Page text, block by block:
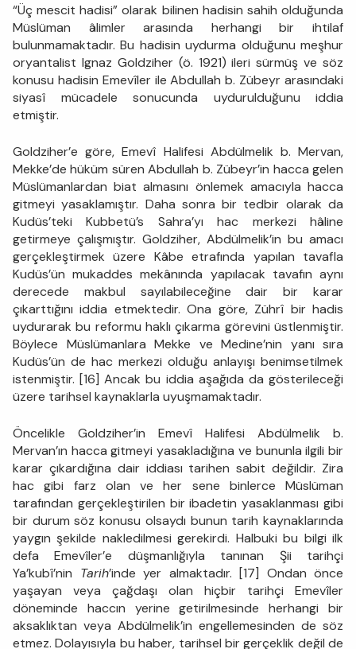
“Üç mescit hadisi” olarak bilinen hadisin sahih olduğunda
Müslüman âlimler arasında herhangi bir ihtilaf
bulunmamaktadır. Bu hadisin uydurma olduğunu meşhur
oryantalist Ignaz Goldziher (ö. 1921) ileri sürmüş ve söz
konusu hadisin Emevîler ile Abdullah b. Zübeyr arasındaki
siyasî mücadele sonucunda uydurulduğunu iddia
etmiştir.
Goldziher’e göre, Emevî Halifesi Abdülmelik b. Mervan,
Mekke’de hüküm süren Abdullah b. Zübeyr’in hacca gelen
Müslümanlardan biat almasını önlemek amacıyla hacca
gitmeyi yasaklamıştır. Daha sonra bir tedbir olarak da
Kudüs’teki Kubbetü’s Sahra’yı hac merkezi hâline
getirmeye çalışmıştır. Goldziher, Abdülmelik’in bu amacı
gerçekleştirmek üzere Kâbe etrafında yapılan tavafla
Kudüs’ün mukaddes mekânında yapılacak tavafın aynı
derecede makbul sayılabileceğine dair bir karar
çıkarttığını iddia etmektedir. Ona göre, Zührî bir hadis
uydurarak bu reformu haklı çıkarma görevini üstlenmiştir.
Böylece Müslümanlara Mekke ve Medine’nin yanı sıra
Kudüs’ün de hac merkezi olduğu anlayışı benimsetilmek
istenmiştir. [16] Ancak bu iddia aşağıda da gösterileceği
üzere tarihsel kaynaklarla uyuşmamaktadır.
Öncelikle Goldziher’in Emevî Halifesi Abdülmelik b.
Mervan’ın hacca gitmeyi yasakladığına ve bununla ilgili bir
karar çıkardığına dair iddiası tarihen sabit değildir. Zira
hac gibi farz olan ve her sene binlerce Müslüman
tarafından gerçekleştirilen bir ibadetin yasaklanması gibi
bir durum söz konusu olsaydı bunun tarih kaynaklarında
yaygın şekilde nakledilmesi gerekirdi. Halbuki bu bilgi ilk
defa Emevîler’e düşmanlığıyla tanınan Şii tarihçi
Ya’kubî’nin Tarih’inde yer almaktadır. [17] Ondan önce
yaşayan veya çağdaşı olan hiçbir tarihçi Emevîler
döneminde haccın yerine getirilmesinde herhangi bir
aksaklıktan veya Abdülmelik’in engellemesinden de söz
etmez. Dolayısıyla bu haber, tarihsel bir gerçeklik değil de